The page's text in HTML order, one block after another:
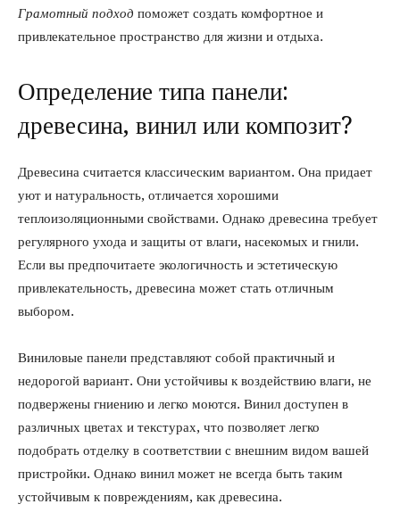
Грамотный подход поможет создать комфортное и
привлекательное пространство для жизни и отдыха.
Определение типа панели:
древесина, винил или композит?
Древесина считается классическим вариантом. Она придает
уют и натуральность, отличается хорошими
теплоизоляционными свойствами. Однако древесина требует
регулярного ухода и защиты от влаги, насекомых и гнили.
Если вы предпочитаете экологичность и эстетическую
привлекательность, древесина может стать отличным
выбором.
Виниловые панели представляют собой практичный и
недорогой вариант. Они устойчивы к воздействию влаги, не
подвержены гниению и легко моются. Винил доступен в
различных цветах и текстурах, что позволяет легко
подобрать отделку в соответствии с внешним видом вашей
пристройки. Однако винил может не всегда быть таким
устойчивым к повреждениям, как древесина.